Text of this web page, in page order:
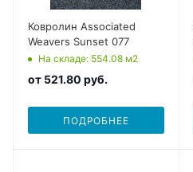
Ковролин Associated
Weavers Sunset 077
На складе: 554.08 м2
от 521.80 руб.
ПОДРОБНЕЕ